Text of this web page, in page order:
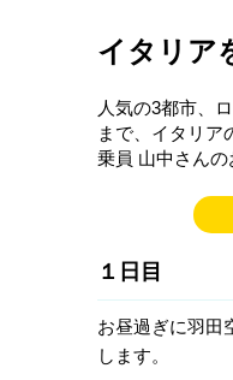
PROGRAM」が青
森・群馬・沖縄
食レポート
イタリア
人気の3都市、
まで、イタリア
乗員 山中さんの
１日目
お昼過ぎに羽田
します。